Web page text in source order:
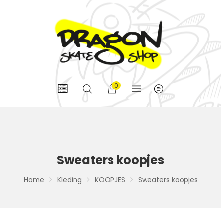
0
Sweaters koopjes
Home Kleding KOOPJES Sweaters koopjes